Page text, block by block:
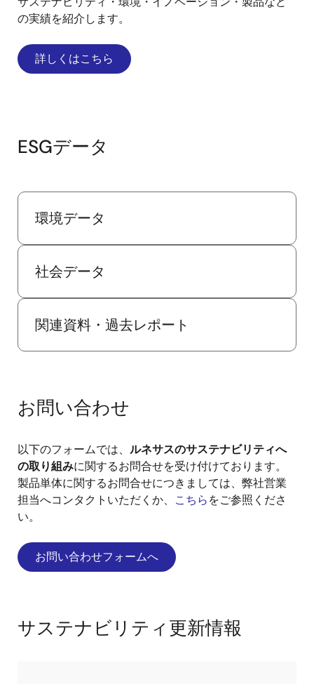
の実績を紹介します。
詳しくはこちら
ESGデータ
環境データ
社会データ
関連資料・過去レポート
お問い合わせ
以下のフォームでは、 ルネサスのサステナビリティへ
の取り組みに関するお問合せを受け付けております。
製品単体に関するお問合せにつきましては、弊社営業
担当へコンタクトいただくか、 こちらをご参照くださ
い。
お問い合わせフォームへ
サステナビリティ更新情報